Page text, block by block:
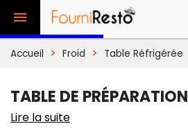

Accueil Froid Table Réfrigérée
TABLE DE PRÉPARATION
Lire la suite